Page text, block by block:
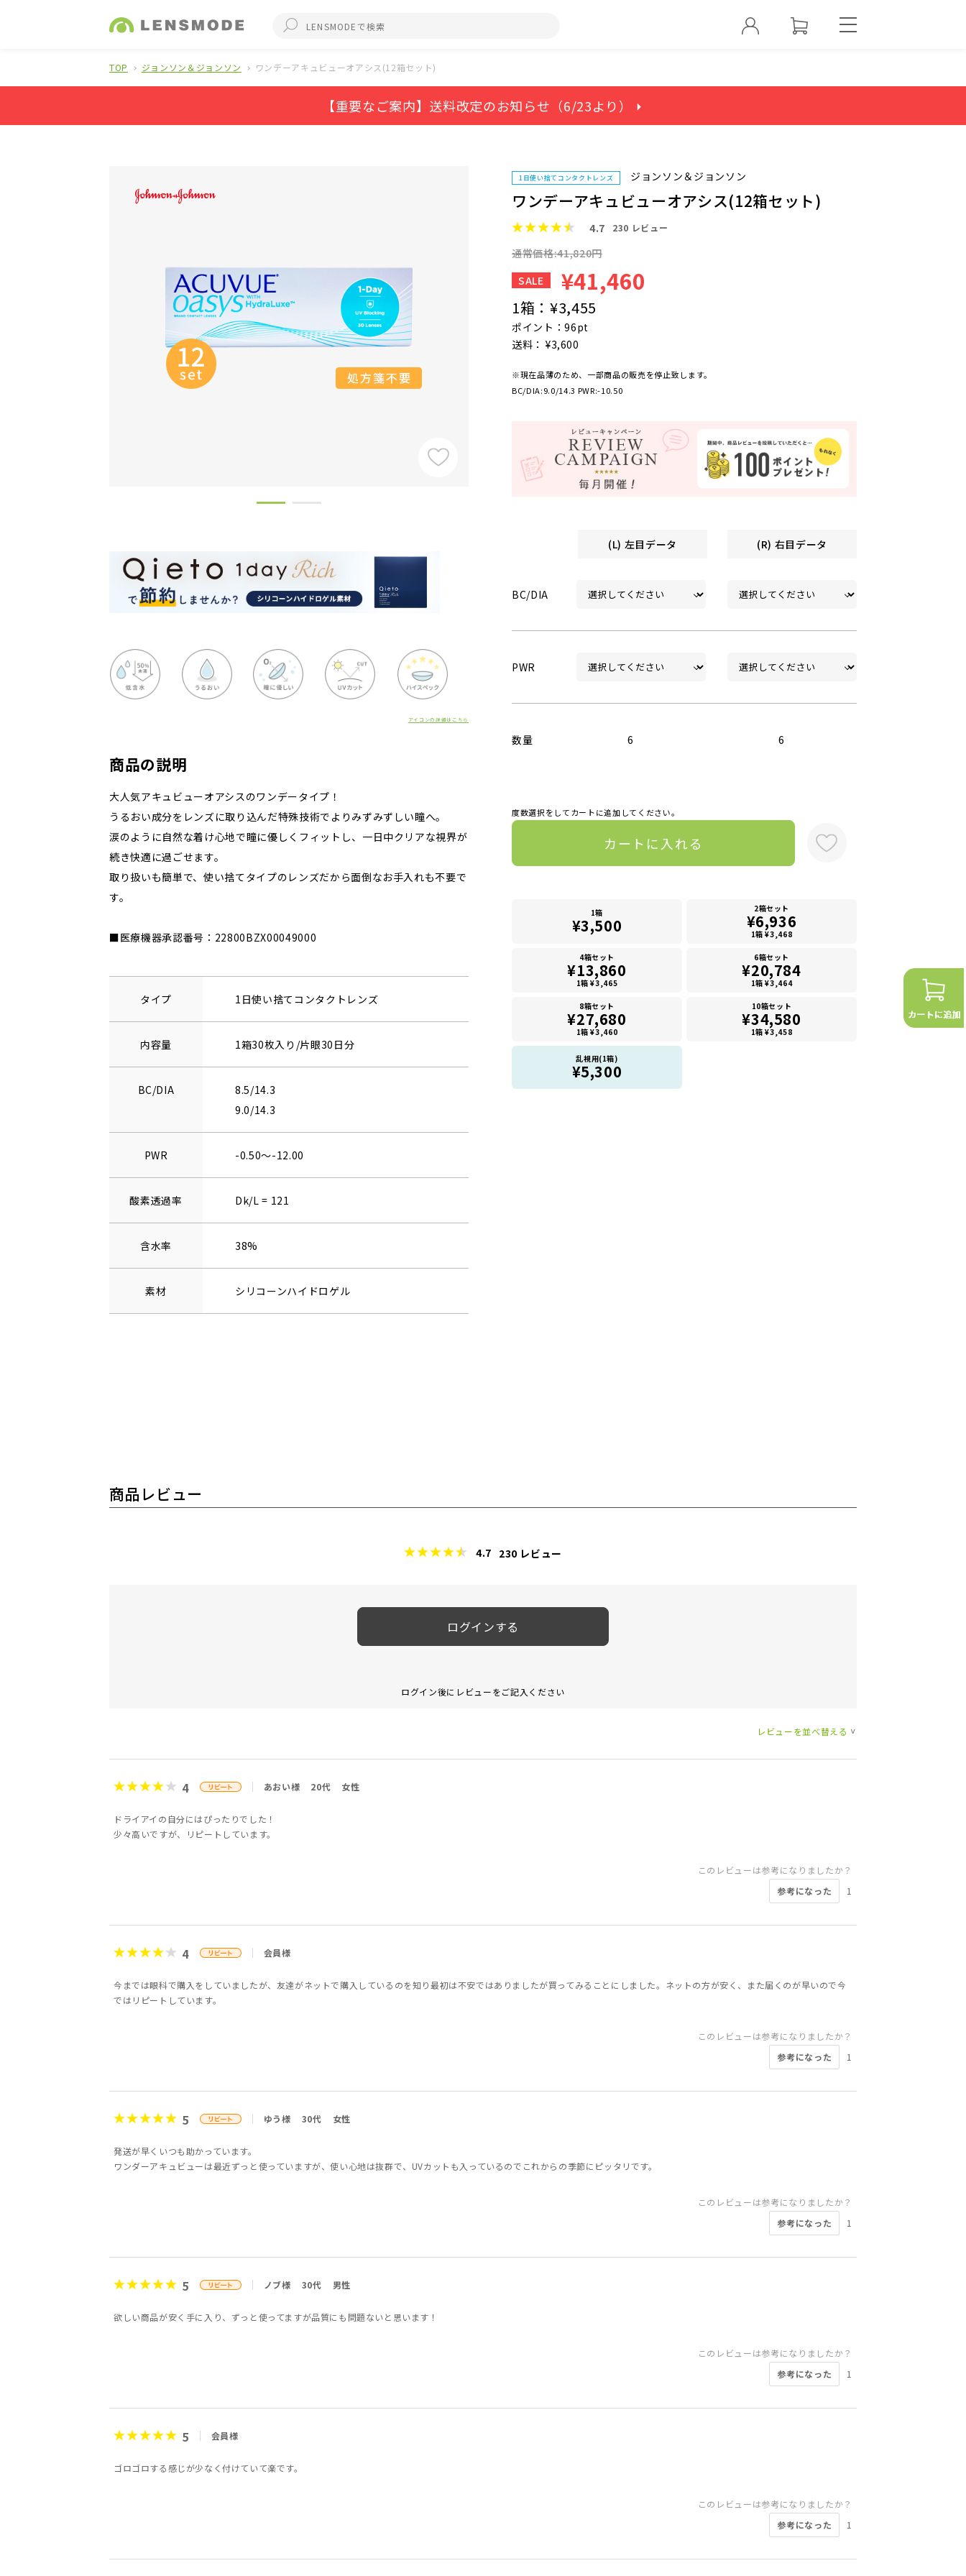
TOP ジョンソン＆ジョンソン ワンデーアキュビューオアシス(12箱セット)
【重要なご案内】送料改定のお知らせ（6/23より） ⏵
アイコンの詳細はこちら
商品の説明
大人気アキュビューオアシスのワンデータイプ！
うるおい成分をレンズに取り込んだ特殊技術でよりみずみずしい瞳へ。
涙のように自然な着け心地で瞳に優しくフィットし、一日中クリアな視界が
続き快適に過ごせます。
取り扱いも簡単で、使い捨てタイプのレンズだから面倒なお手入れも不要で
す。
■医療機器承認番号：22800BZX00049000
タイプ 1日使い捨てコンタクトレンズ
内容量 1箱30枚入り/片眼30日分
BC/DIA
8.5/14.3
9.0/14.3
PWR -0.50～-12.00
酸素透過率 Dk/L = 121
含水率 38%
素材 シリコーンハイドロゲル
1日使い捨てコンタクトレンズ ジョンソン＆ジョンソン
ワンデーアキュビューオアシス(12箱セット)
4.7 230 レビュー
通常価格:41,820円
SALE
¥41,460
1箱： ¥3,455
ポイント：96pt
送料： ¥3,600
※現在品薄のため、一部商品の販売を停止致します。
BC/DIA:9.0/14.3 PWR:-10.50
(L) 左目データ (R) 右目データ
BC/DIA
PWR
数量 6 6
度数選択をしてカートに追加してください。
カートに入れる
1箱
¥3,500
2箱セット
¥6,936
1箱 ¥3,468
4箱セット
¥13,860
1箱 ¥3,465
6箱セット
¥20,784
1箱 ¥3,464
8箱セット
¥27,680
1箱 ¥3,460
10箱セット
¥34,580
1箱 ¥3,458
乱視用(1箱)
¥5,300
商品レビュー
4.7 230 レビュー
ログインする
ログイン後にレビューをご記入ください
レビューを並べ替える >
4 あおい様 20代 女性
ドライアイの自分にはぴったりでした！
少々高いですが、リピートしています。
このレビューは参考になりましたか？
参考になった
1
4 会員様
今までは眼科で購入をしていましたが、友達がネットで購入しているのを知り最初は不安ではありましたが買ってみることにしました。ネットの方が安く、また届くのが早いので今
ではリピートしています。
このレビューは参考になりましたか？
参考になった
1
5 ゆう様 30代 女性
発送が早くいつも助かっています。
ワンダーアキュビューは最近ずっと使っていますが、使い心地は抜群で、UVカットも入っているのでこれからの季節にピッタリです。
このレビューは参考になりましたか？
参考になった
1
5 ノブ様 30代 男性
欲しい商品が安く手に入り、ずっと使ってますが品質にも問題ないと思います！
このレビューは参考になりましたか？
参考になった
1
5 会員様
ゴロゴロする感じが少なく付けていて楽です。
このレビューは参考になりましたか？
参考になった
1